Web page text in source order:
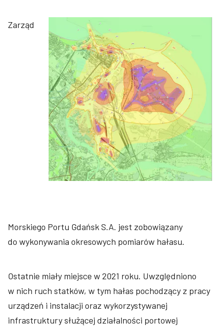
Zarząd
Morskiego Portu Gdańsk S.A. jest zobowiązany
do wykonywania okresowych pomiarów hałasu.
Ostatnie miały miejsce w 2021 roku. Uwzględniono
w nich ruch statków, w tym hałas pochodzący z pracy
urządzeń i instalacji oraz wykorzystywanej
infrastruktury służącej działalności portowej